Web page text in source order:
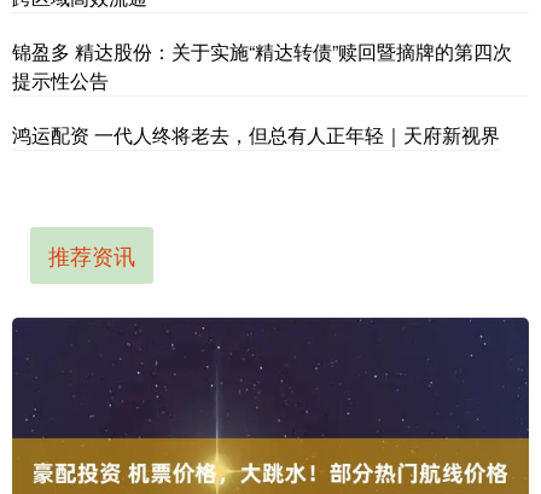
锦盈多 精达股份：关于实施“精达转债”赎回暨摘牌的第四次
提示性公告
鸿运配资 一代人终将老去，但总有人正年轻｜天府新视界
推荐资讯